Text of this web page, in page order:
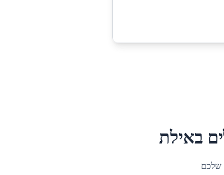
באילת
שלכם